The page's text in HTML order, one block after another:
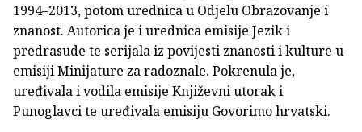
1994–2013, potom urednica u Odjelu Obrazovanje i
znanost. Autorica je i urednica emisije Jezik i
predrasude te serijala iz povijesti znanosti i kulture u
emisiji Minijature za radoznale. Pokrenula je,
uređivala i vodila emisije Književni utorak i
Punoglavci te uređivala emisiju Govorimo hrvatski.